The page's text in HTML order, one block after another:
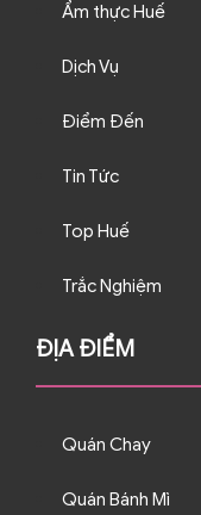
Ẩm thực Huế
Dịch Vụ
Điểm Đến
Tin Tức
Top Huế
Trắc Nghiệm
ĐỊA ĐIỂM
Quán Chay
Quán Bánh Mì